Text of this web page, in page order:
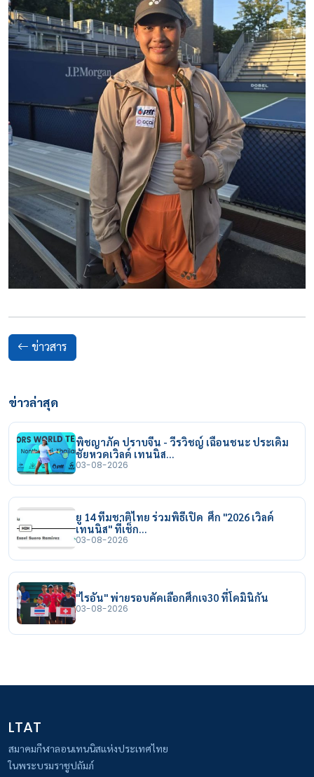
ข่าวสาร
ข่าวล่าสุด
พิชญาภัค ปราบจีน - วีรวิชญ์ เฉือนชนะ ประเดิม
ชัยหวดเวิลด์ เทนนิส…
03-08-2026
ยู 14 ทีมชาติไทย ร่วมพิธีเปิด ศึก "2026 เวิลด์
เทนนิส" ที่เช็ก…
03-08-2026
"ไรอัน" พ่ายรอบคัดเลือกศึกเจ30 ที่โดมินิกัน
03-08-2026
LTAT
สมาคมกีฬาลอนเทนนิสแห่งประเทศไทย
ในพระบรมราชูปถัมภ์